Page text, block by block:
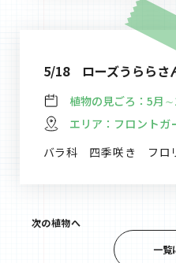
5/18 ローズうららさ
植物の見ごろ： 5月
エリア： フロントガ
バラ科 四季咲き フロ
次の植物へ
一覧